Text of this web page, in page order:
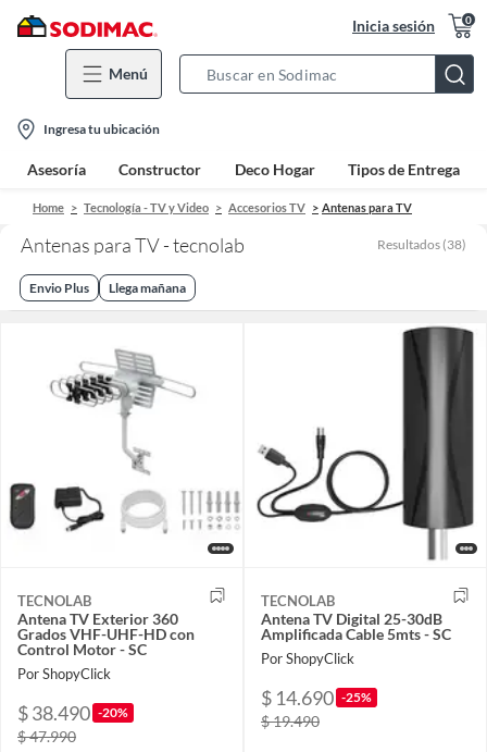
Inicia sesión 0
Menú
Bar
location-
icon
Ingresa tu ubicación
Asesoría Constructor Deco Hogar Tipos de Entrega
Home Tecnología - TV y Video Accesorios TV Antenas para TV
Antenas para TV - tecnolab Resultados (38)
Envio Plus Llega mañana
TECNOLAB
Antena TV Exterior 360
Grados VHF-UHF-HD con
Control Motor - SC
Por ShopyClick
$ 38.490 -20%
$ 47.990
TECNOLAB
Antena TV Digital 25-30dB
Amplificada Cable 5mts - SC
Por ShopyClick
$ 14.690 -25%
$ 19.490